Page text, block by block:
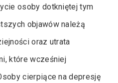
osoby dotkniętej tym
objawów należą
oraz utrata
które wcześniej
cierpiące na depresję